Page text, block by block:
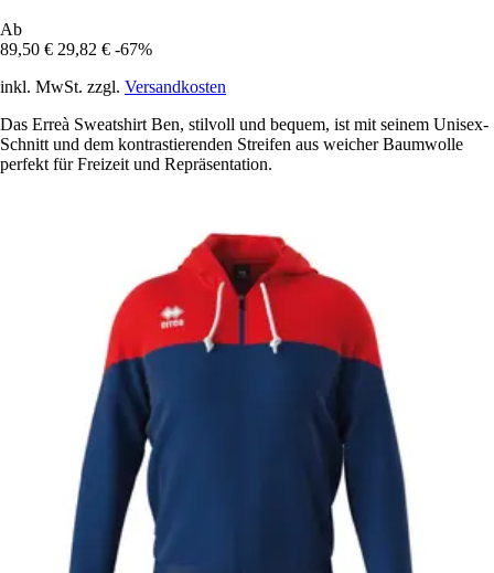
Ab
89,50 € 29,82 € -67%
inkl. MwSt. zzgl. Versandkosten
Das Erreà Sweatshirt Ben, stilvoll und bequem, ist mit seinem Unisex-
Schnitt und dem kontrastierenden Streifen aus weicher Baumwolle
perfekt für Freizeit und Repräsentation.